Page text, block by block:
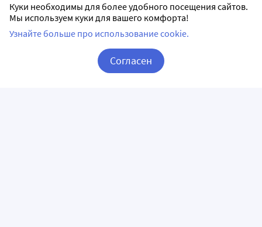
Куки необходимы для более удобного посещения сайтов.
Мы используем куки для вашего комфорта!
Узнайте больше про использование cookie.
Согласен